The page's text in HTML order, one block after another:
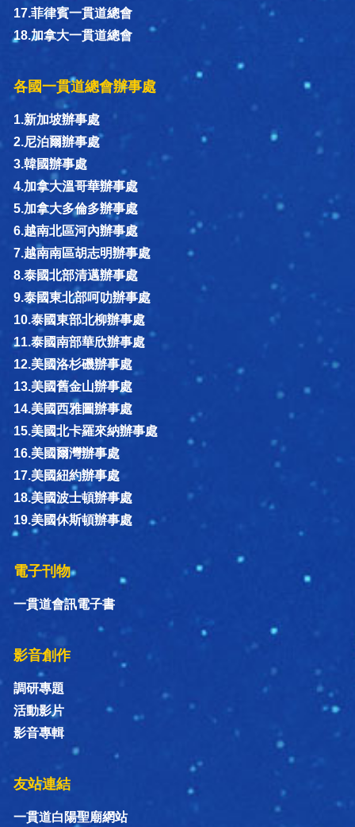
17.菲律賓一貫道總會
18.加拿大一貫道總會
各國一貫道總會辦事處
1.新加坡辦事處
2.尼泊爾辦事處
3.韓國辦事處
4.加拿大溫哥華辦事處
5.加拿大多倫多辦事處
6.越南北區河內辦事處
7.越南南區胡志明辦事處
8.泰國北部清邁辦事處
9.泰國東北部呵叻辦事處
10.泰國東部北柳辦事處
11.泰國南部華欣辦事處
12.美國洛杉磯辦事處
13.美國舊金山辦事處
14.美國西雅圖辦事處
15.美國北卡羅來納辦事處
16.美國爾灣辦事處
17.美國紐約辦事處
18.美國波士頓辦事處
19.美國休斯頓辦事處
電子刊物
一貫道會訊電子書
影音創作
調研專題
活動影片
影音專輯
友站連結
一貫道白陽聖廟網站